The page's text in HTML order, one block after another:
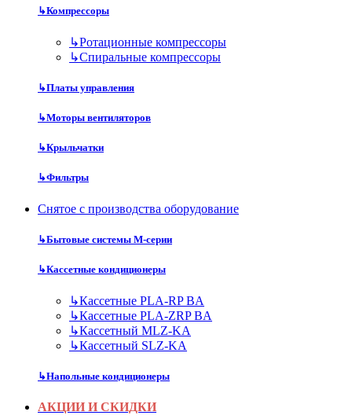
↳Компрессоры
↳Ротационные компрессоры
↳Спиральные компрессоры
↳Платы управления
↳Моторы вентиляторов
↳Крыльчатки
↳Фильтры
Снятое с производства оборудование
↳Бытовые системы M-серии
↳Кассетные кондиционеры
↳Кассетные PLA-RP BA
↳Кассетные PLA-ZRP BA
↳Кассетный MLZ-KA
↳Кассетный SLZ-KA
↳Напольные кондиционеры
АКЦИИ И СКИДКИ